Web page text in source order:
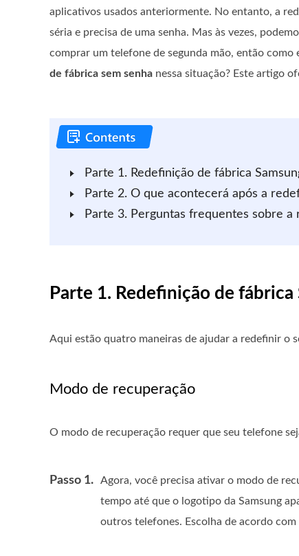
aplicativos usados ​​anteriormente. No entanto, a
séria e precisa de uma senha. Mas às vezes,
comprar um telefone de segunda mão, então como
de fábrica sem senha nessa situação? Este artigo
Parte 1. Redefinição de fábrica
Parte 2. O que acontecerá após a
Parte 3. Perguntas frequentes sobre a
Parte 1. Redefinição de fábrica
Aqui estão quatro maneiras de ajudar a redefinir o
Modo de recuperação
O modo de recuperação requer que seu telefone
Passo 1. Agora, você precisa ativar o modo de
tempo até que o logotipo da Samsung
outros telefones. Escolha de acordo